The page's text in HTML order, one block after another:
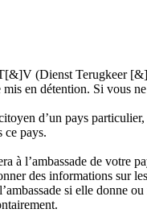
(Dienst Terugkeer [&]
en détention. Si vous
d’un pays
ce pays.
l’ambassade de votre
des informations sur
si elle donne